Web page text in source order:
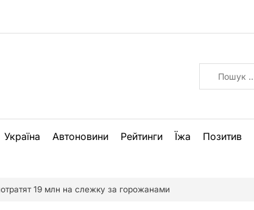
Україна Автоновини Рейтинги Їжа Позитив
19 млн на слежку за горожанами